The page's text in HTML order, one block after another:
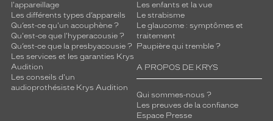
l'appareillage
Les différents types d’appareils
Qu’est-ce qu'un acouphène ?
Qu'est-ce que l'hyperacousie ?
Qu’est-ce que la presbyacousie ?
Les services et les garanties Krys
Audition
Les conseils d'un
audioprothésiste Krys Audition
Les enfants et la vue
Le strabisme
Le glaucome : symptômes et
traitement
Paupière qui tremble ?
A PROPOS DE KRYS
Qui sommes-nous ?
Les preuves de la confiance
Espace Presse